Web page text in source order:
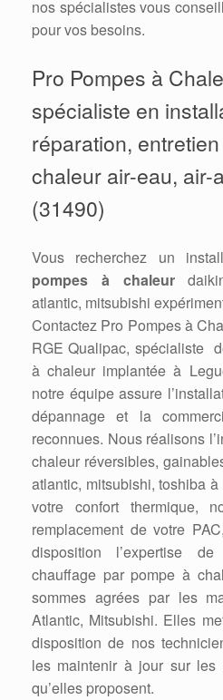
nos spécialistes vous
pour vos besoins.
Pro Pompes à
spécialiste en
réparation,
chaleur air-eau, air-
(31490)
Vous recherchez un
pompes à chaleur
atlantic, mitsubishi
Contactez Pro Pompes à
RGE Qualipac, spécialiste
à chaleur implantée à
notre équipe assure
dépannage et la
reconnues. Nous réalisons
chaleur réversibles,
atlantic, mitsubishi, toshiba
votre confort thermique,
remplacement de votre
disposition l’expertise
chauffage par pompe à
sommes agrées par les
Atlantic, Mitsubishi. Elles
disposition de nos
les maintenir à jour sur les
qu’elles proposent.